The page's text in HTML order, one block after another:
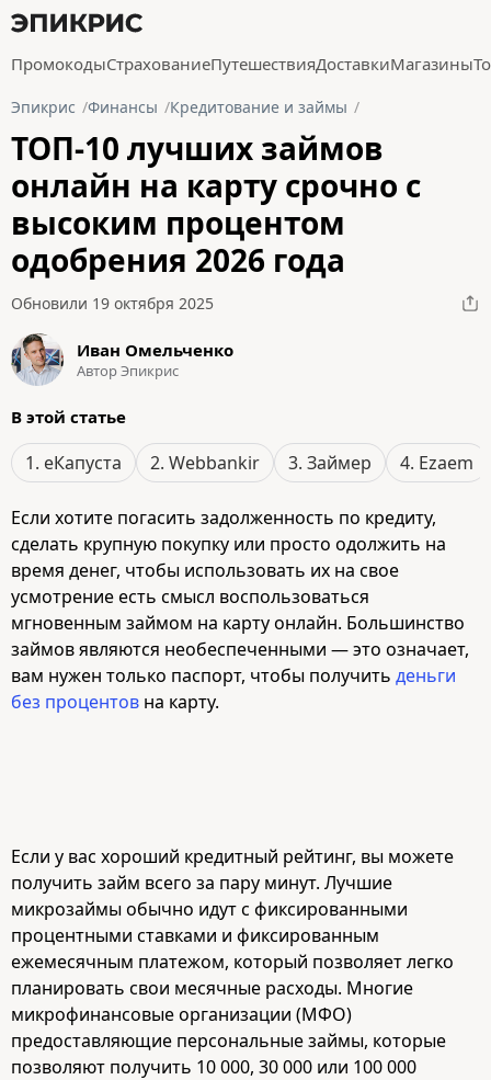
ПромокодыСтрахованиеПутешествияДоставкиМагазины
Эпикрис Финансы Кредитование и займы
ТОП-10 лучших займов
онлайн на карту срочно с
высоким процентом
одобрения 2026 года
Обновили 19 октября 2025
Иван Омельченко
Автор Эпикрис
В этой статье
1. еКапуста 2. Webbankir 3. Займер 4. Ezaem
Если хотите погасить задолженность по кредиту,
сделать крупную покупку или просто одолжить на
время денег, чтобы использовать их на свое
усмотрение есть смысл воспользоваться
мгновенным займом на карту онлайн. Большинство
займов являются необеспеченными — это означает,
вам нужен только паспорт, чтобы получить деньги
без процентов на карту.
Если у вас хороший кредитный рейтинг, вы можете
получить займ всего за пару минут. Лучшие
микрозаймы обычно идут с фиксированными
процентными ставками и фиксированным
ежемесячным платежом, который позволяет легко
планировать свои месячные расходы. Многие
микрофинансовые организации (МФО)
предоставляющие персональные займы, которые
позволяют получить 10 000, 30 000 или 100 000